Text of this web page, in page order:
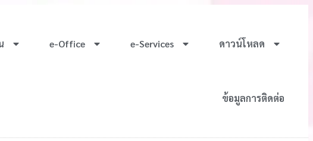
e-Office e-Services ดาวน์โหลด
ข้อมูลการติดต่อ